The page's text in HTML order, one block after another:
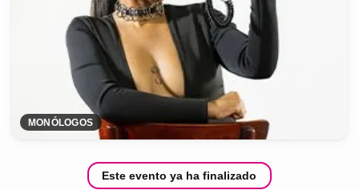
MONÓLOGOS
Este evento ya ha finalizado